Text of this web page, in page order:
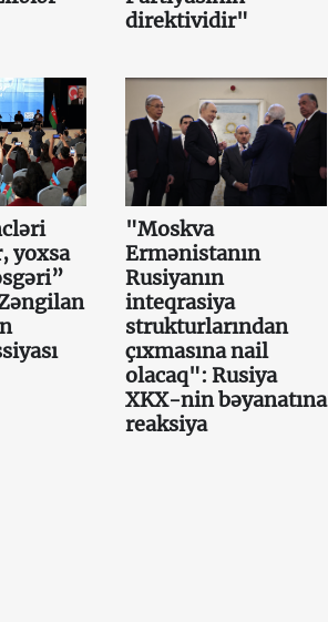
direktividir"
yoxsa
"Moskva
Ermənistanın
Rusiyanın
inteqrasiya
strukturlarından
çıxmasına nail
olacaq": Rusiya
XKX-nin bəyanatına
reaksiya